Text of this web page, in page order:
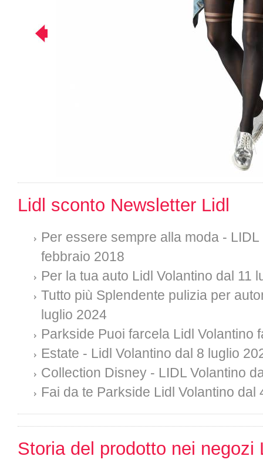
Lidl sconto Newsletter Lidl
Per essere sempre alla moda -
febbraio 2018
Per la tua auto Lidl Volantino dal 11
Tutto più Splendente pulizia per
luglio 2024
Parkside Puoi farcela Lidl Volantino
Estate - Lidl Volantino dal 8 luglio
Collection Disney - LIDL Volantino
Fai da te Parkside Lidl Volantino dal
Storia del prodotto nei negozi